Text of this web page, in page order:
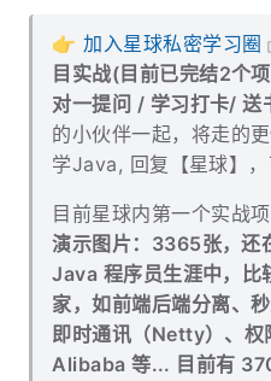
👉加入星球私密学习圈
目实战(目前已完结2个
对一提问 / 学习打卡/ 送
学Java, 回复【星球】
目前星球内第一个实战
演示图片：3365张，还
Java 程序员生涯中，比
家，如前端后端分离、